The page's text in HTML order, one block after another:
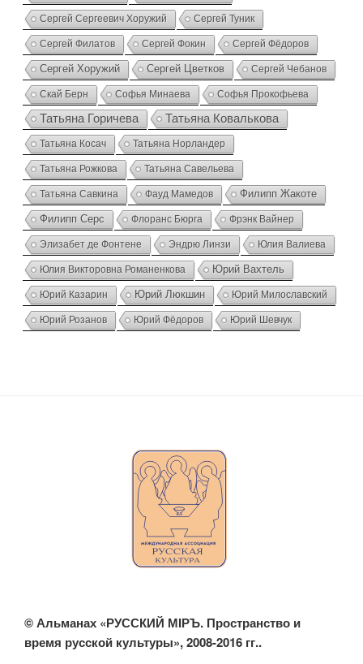
Сергей Сергеевич Хоружий Сергей Туник
Сергей Филатов Сергей Фокин Сергей Фёдоров
Сергей Хоружий Сергей Цветков Сергей Чебанов
Скай Берн Софья Минаева Софья Прокофьева
Татьяна Горичева Татьяна Ковалькова
Татьяна Косач Татьяна Норландер
Татьяна Рожкова Татьяна Савельева
Татьяна Савкина Фауд Мамедов Филипп Жакоте
Филипп Серс Флоранс Бюрга Фрэнк Вайнер
Элизабет де Фонтене Эндрю Линзи Юлия Валиева
Юлия Викторовна Романенкова Юрий Вахтель
Юрий Казарин Юрий Люкшин Юрий Милославский
Юрий Розанов Юрий Фёдоров Юрий Шевчук
© Альманах «РУССКИЙ МIРЪ. Пространство и
время русской культуры», 2008-2016 гг..